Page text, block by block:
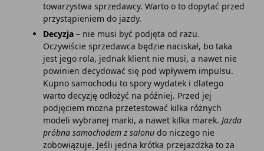
towarzystwa sprzedawcy. Warto o to dopytać przed
przystąpieniem do jazdy.
Decyzja– nie musi być podjęta od razu.
Oczywiście sprzedawca będzie naciskał, bo taka
jest jego rola, jednak klient nie musi, a nawet nie
powinien decydować się pod wpływem impulsu.
Kupno samochodu to spory wydatek i dlatego
warto decyzję odłożyć na później. Przed jej
podjęciem można przetestować kilka różnych
modeli wybranej marki, a nawet kilka marek. Jazda
próbna samochodem z salonudo niczego nie
zobowiązuje. Jeśli jedna krótka przejażdżka to za